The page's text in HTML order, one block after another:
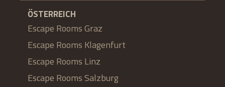
ÖSTERREICH
Escape Rooms Graz
Escape Rooms Klagenfurt
Escape Rooms Linz
Escape Rooms Salzburg